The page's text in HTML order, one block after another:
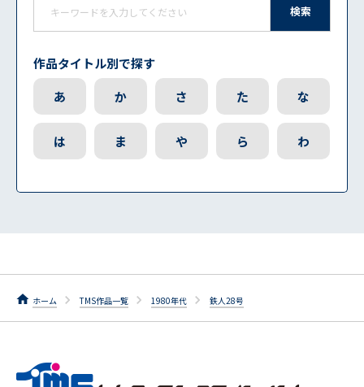
検索
作品タイトル別で探す
あ
か さ た な
は ま や ら わ
ホーム TMS作品一覧 1980年代 鉄人28号